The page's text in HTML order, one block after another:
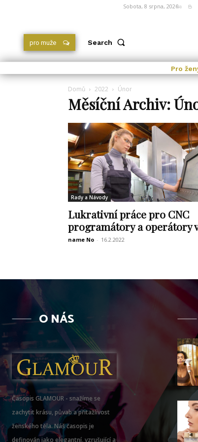
Sobota, 8 srpna, 2026
pro muže Search
Pro
Domů 2022 Únor
Měsíční Archiv:
Rady a Návody
Lukrativní práce pro CNC
programátory a operátory
name No - 16.2.2022
O NÁS
Časopis GLAMOUR - snažíme se
zachytit krásu, půvab a přitažlivost
ženského těla. Náš časopis je
definován jako elegantní, vzrušující a